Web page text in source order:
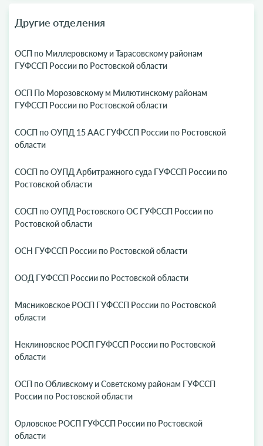
Другие отделения
ОСП по Миллеровскому и Тарасовскому районам
ГУФССП России по Ростовской области
ОСП По Морозовскому м Милютинскому районам
ГУФССП России по Ростовской области
СОСП по ОУПД 15 ААС ГУФССП России по Ростовской
области
СОСП по ОУПД Арбитражного суда ГУФССП России по
Ростовской области
СОСП по ОУПД Ростовского ОС ГУФССП России по
Ростовской области
ОСН ГУФССП России по Ростовской области
ООД ГУФССП России по Ростовской области
Мясниковское РОСП ГУФССП России по Ростовской
области
Неклиновское РОСП ГУФССП России по Ростовской
области
ОСП по Обливскому и Советскому районам ГУФССП
России по Ростовской области
Орловское РОСП ГУФССП России по Ростовской
области